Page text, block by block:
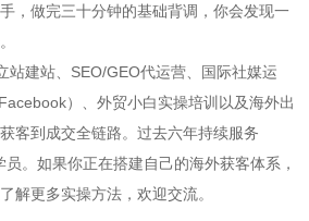
，做完三十分钟的基础背调，你会发现一
站建站、SEO/GEO代运营、国际社媒运
）、外贸小白实操培训以及海外出
客到成交全链路。过去六年持续服务
。如果你正在搭建自己的海外获客体系，
解更多实操方法，欢迎交流。